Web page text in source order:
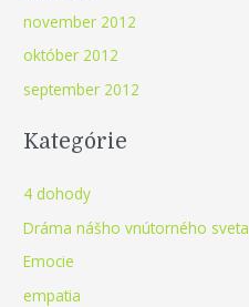
november 2012
október 2012
september 2012
Kategórie
4 dohody
Dráma nášho vnútorného sveta
Emocie
empatia